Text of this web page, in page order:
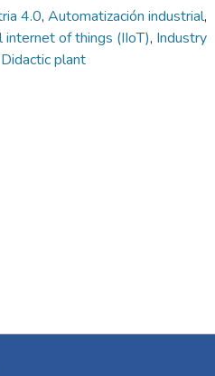
4.0, Automatización industrial,
internet of things (IIoT), Industry
Didactic plant